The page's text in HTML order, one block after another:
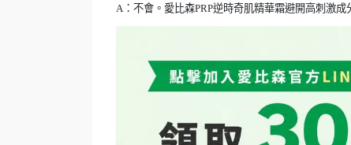
A：不會。愛比森PRP逆時奇肌精華霜避開高刺激成